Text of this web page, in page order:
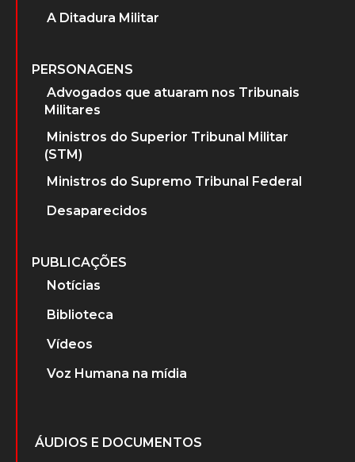
A Ditadura Militar
PERSONAGENS
Advogados que atuaram nos Tribunais
Militares
Ministros do Superior Tribunal Militar
(STM)
Ministros do Supremo Tribunal Federal
Desaparecidos
PUBLICAÇÕES
Notícias
Biblioteca
Vídeos
Voz Humana na mídia
ÁUDIOS E DOCUMENTOS